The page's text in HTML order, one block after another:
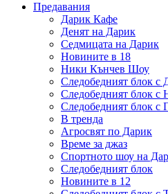
Предавания
Дарик Кафе
Денят на Дарик
Седмицата на Дарик
Новините в 18
Ники Кънчев Шоу
Следобедният блок с
Следобедният блок с
Следобедният блок с
В тренда
Агросвят по Дарик
Време за джаз
Спортното шоу на
Следобедният блок
Новините в 12